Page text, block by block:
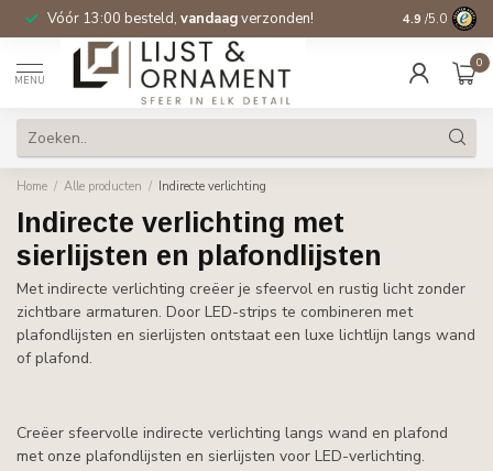
Vóór 13:00 besteld, vandaagverzonden! Gratis
4.9 /5.0
MENU
0
Home / Alle producten / Indirecte verlichting
Indirecte verlichting met
sierlijsten en plafondlijsten
Met indirecte verlichting creëer je sfeervol en rustig licht zonder
zichtbare armaturen. Door LED-strips te combineren met
plafondlijsten en sierlijsten ontstaat een luxe lichtlijn langs wand
of plafond.
Creëer sfeervolle indirecte verlichting langs wand en plafond
met onze plafondlijsten en sierlijsten voor LED-verlichting.